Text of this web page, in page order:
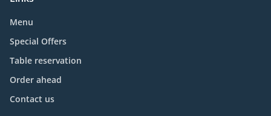
Menu
Special Offers
Table reservation
Order ahead
Contact us